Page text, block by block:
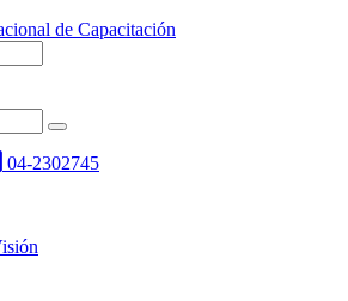
04-2302745